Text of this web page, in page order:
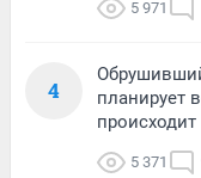
5 971
4
планирует
происходит
5 371